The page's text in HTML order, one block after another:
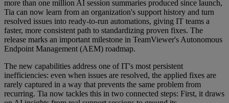
more than one million AI session summaries produced since launch,
Tia can now learn from an organization's support history and turn
resolved issues into ready-to-run automations, giving IT teams a
faster, more consistent path to standardizing proven fixes. The
release marks an important milestone in TeamViewer's Autonomous
Endpoint Management (AEM) roadmap.
The new capabilities address one of IT's most persistent
inefficiencies: even when issues are resolved, the applied fixes are
rarely captured in a way that prevents the same problem from
recurring. Tia now tackles this in two connected steps: First, it draws